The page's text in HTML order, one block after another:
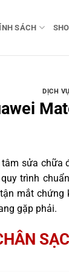
SÁCH
DỊCH VỤ
sửa chữa
trình
mắt
gặp phải.